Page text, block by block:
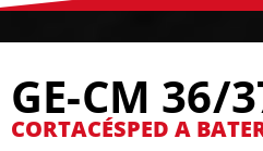
GE-CM 36/
CORTACÉSPED A